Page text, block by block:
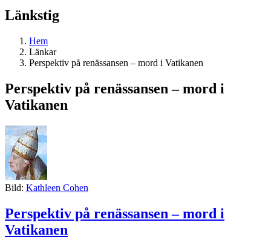
Länkstig
Hem
Länkar
Perspektiv på renässansen – mord i Vatikanen
Perspektiv på renässansen – mord i
Vatikanen
Bild: Kathleen Cohen
Perspektiv på renässansen – mord i
Vatikanen